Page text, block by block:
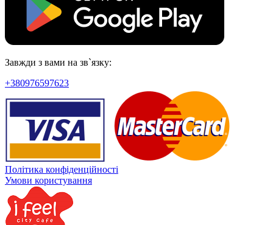
Завжди з вами на зв`язку:
+380976597623
Політика конфіденційності
Умови користування